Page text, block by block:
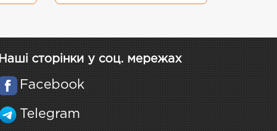
Наші сторінки у соц. мережах
Facebook
Telegram